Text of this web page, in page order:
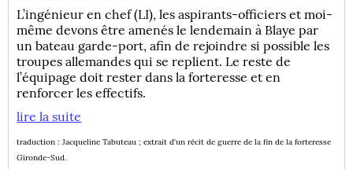
L’ingénieur en chef (LI), les aspirants-officiers et moi-
même devons être amenés le lendemain à Blaye par
un bateau garde-port, afin de rejoindre si possible les
troupes allemandes qui se replient. Le reste de
l’équipage doit rester dans la forteresse et en
renforcer les effectifs.
lire la suite
traduction : Jacqueline Tabuteau ; extrait d'un récit de guerre de la fin de la forteresse
Gironde-Sud.